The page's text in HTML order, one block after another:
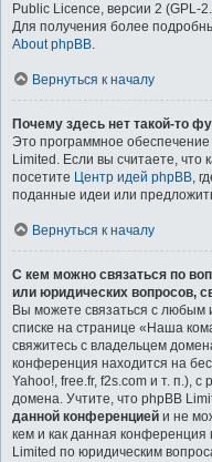
Public Licence, версии 2 (GPL-
Для получения более
About phpBB.
Вернуться к началу
Почему здесь нет такой-то
Это программное
Limited. Если вы считаете, что
посетите Центр идей phpBB,
поданные идеи или
Вернуться к началу
С кем можно связаться по
или юридических вопросов,
Вы можете связаться с любым
списке на странице «Наша
свяжитесь с владельцем
конференция находится на
Yahoo!, free.fr, f2s.com и т. п.),
домена. Учтите, что phpBB
данной конференцией и не
кем и как данная
Limited по юридическим